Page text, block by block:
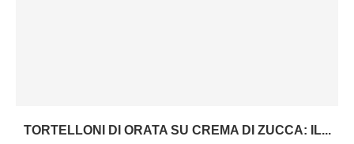
TORTELLONI DI ORATA SU CREMA DI ZUCCA: IL...